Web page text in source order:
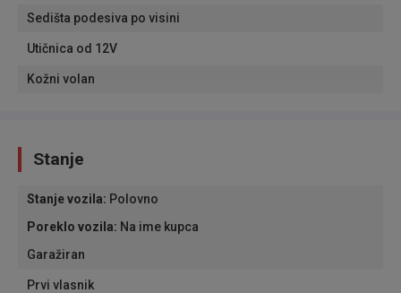
Sedišta podesiva po visini
Utičnica od 12V
Kožni volan
Stanje
Stanje vozila: Polovno
Poreklo vozila: Na ime kupca
Garažiran
Prvi vlasnik